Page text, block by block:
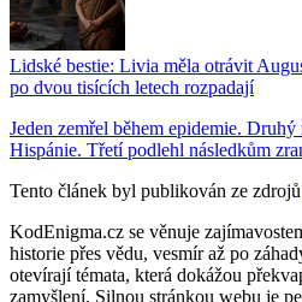
Lidské bestie: Livia měla otrávit
po dvou tisících letech rozpadají
Jeden zemřel během epidemie.
Hispánie. Třetí podlehl následkům
Tento článek byl publikován ze zdrojů
KodEnigma.cz se věnuje
historie přes vědu, vesmír až po
otevírají témata, která dokážou
zamyšlení. Silnou stránkou webu je